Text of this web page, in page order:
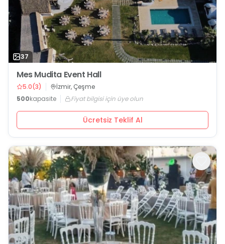
37
Mes Mudita Event Hall
5.0(3)
İzmir, Çeşme
500kapasite Fiyat bilgisi için üye olun
Ücretsiz Teklif Al